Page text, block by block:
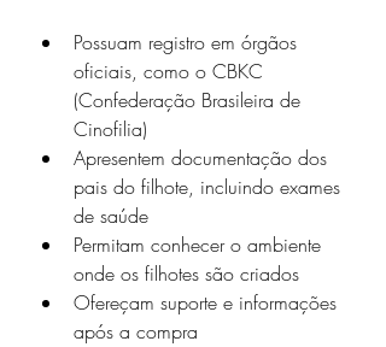
Possuam registro em órgãos
oficiais, como o CBKC
(Confederação Brasileira de
Cinofilia)
Apresentem documentação dos
pais do filhote, incluindo exames
de saúde
Permitam conhecer o ambiente
onde os filhotes são criados
Ofereçam suporte e informações
após a compra